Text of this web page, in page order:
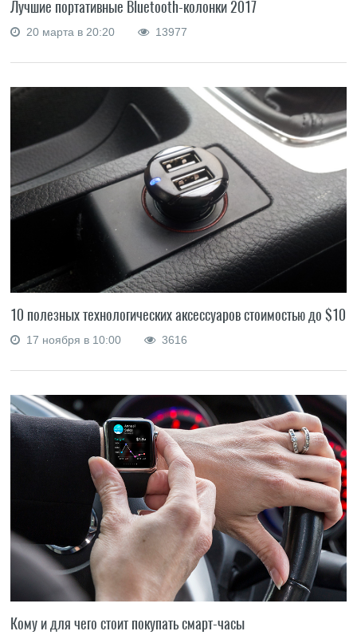
Лучшие портативные Bluetooth-колонки 2017
20 марта в 20:20 13977
10 полезных технологических аксессуаров стоимостью до $10
17 ноября в 10:00 3616
Кому и для чего стоит покупать смарт-часы